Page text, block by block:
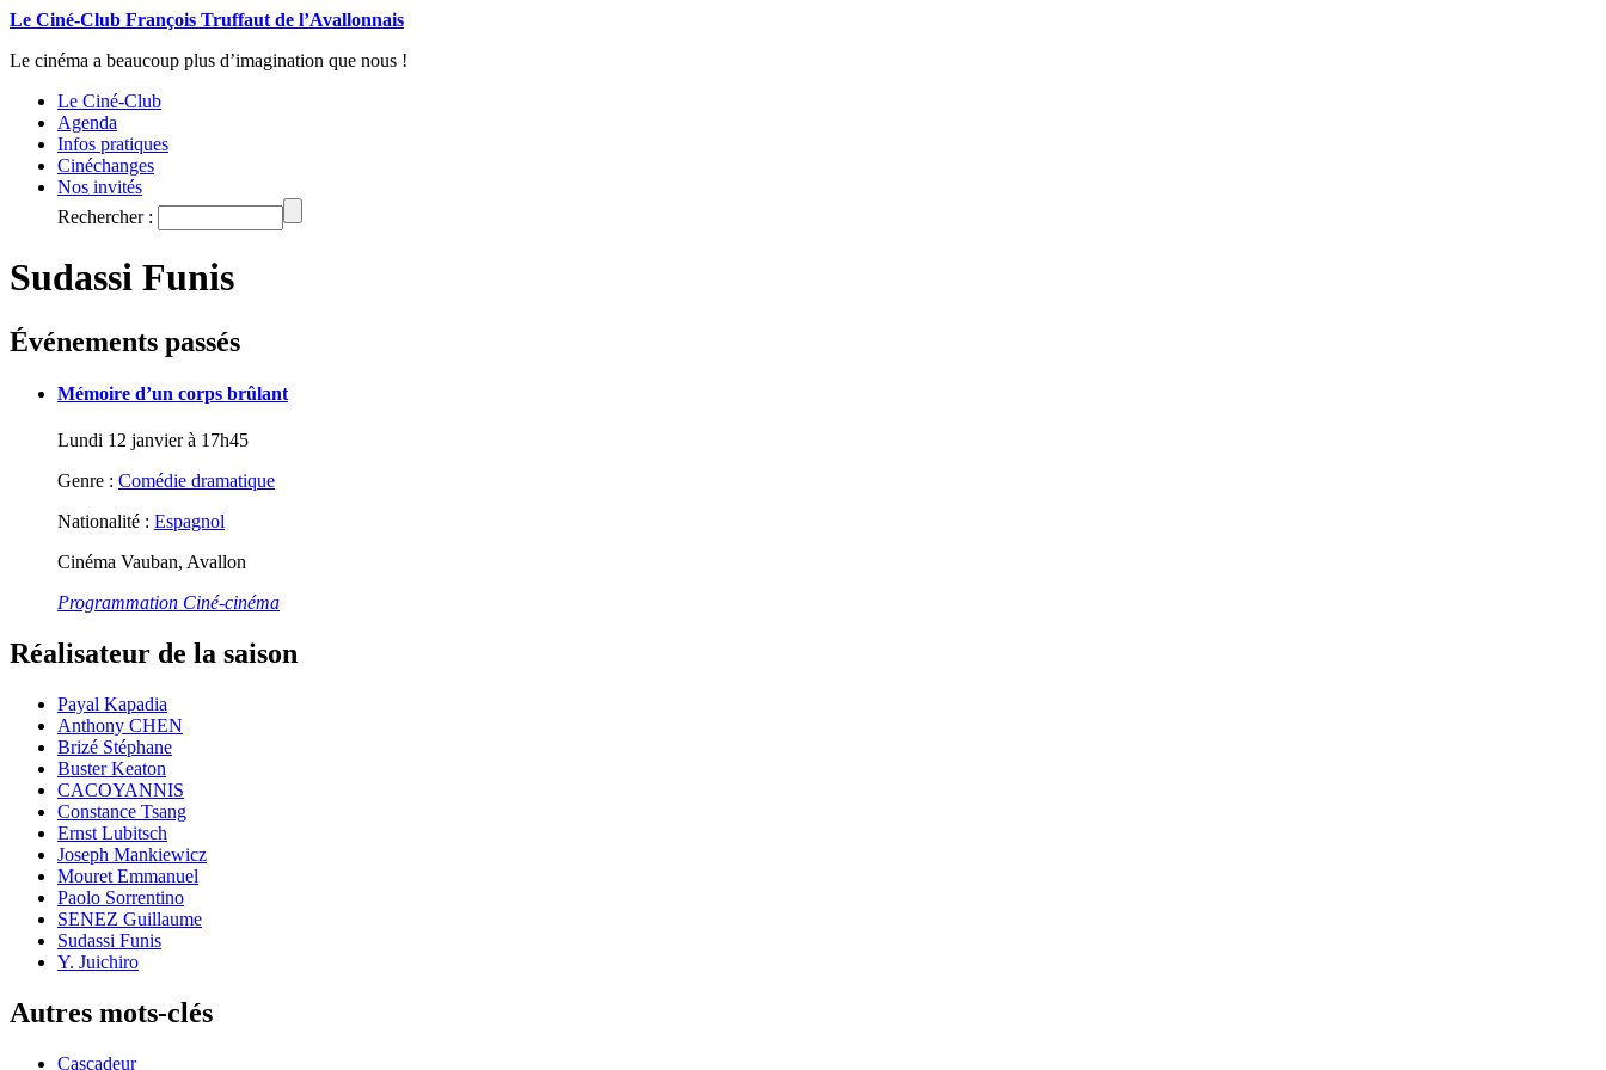
Le Ciné-Club François Truffaut de l’Avallonnais
Le cinéma a beaucoup plus d’imagination que nous !
Le Ciné-Club
Agenda
Infos pratiques
Cinéchanges
Nos invités
Rechercher :
Sudassi Funis
Événements passés
Mémoire d’un corps brûlant
Lundi 12 janvier à 17h45
Genre : Comédie dramatique
Nationalité : Espagnol
Cinéma Vauban, Avallon
Programmation Ciné-cinéma
Réalisateur de la saison
Payal Kapadia
Anthony CHEN
Brizé Stéphane
Buster Keaton
CACOYANNIS
Constance Tsang
Ernst Lubitsch
Joseph Mankiewicz
Mouret Emmanuel
Paolo Sorrentino
SENEZ Guillaume
Sudassi Funis
Y. Juichiro
Autres mots-clés
Cascadeur